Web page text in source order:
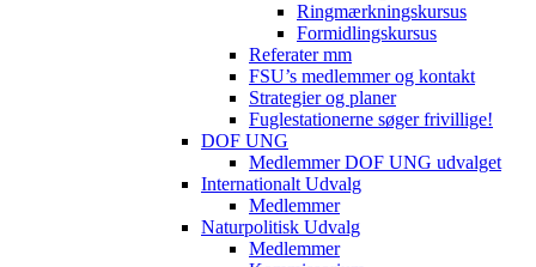
Ringmærkningskursus
Formidlingskursus
Referater mm
FSU’s medlemmer og kontakt
Strategier og planer
Fuglestationerne søger frivillige!
DOF UNG
Medlemmer DOF UNG udvalget
Internationalt Udvalg
Medlemmer
Naturpolitisk Udvalg
Medlemmer